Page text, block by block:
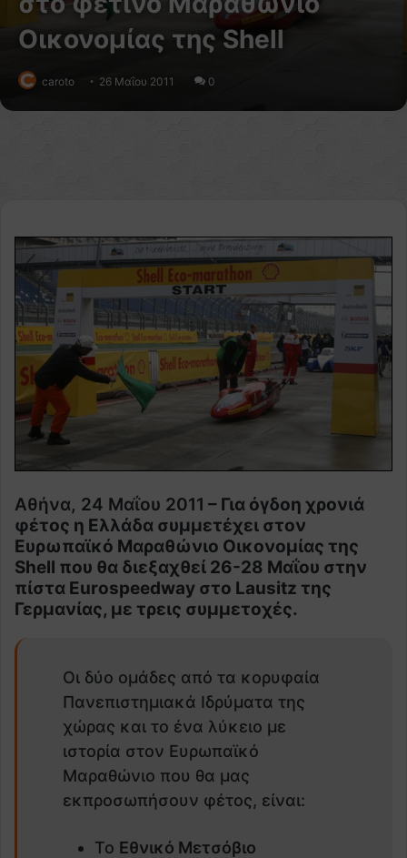
Οικονομίας της Shell
caroto 26 Μαΐου 2011 0
Αθήνα, 24 Μαΐου 2011 – Για όγδοη χρονιά
φέτος η Ελλάδα συμμετέχει στον
Ευρωπαϊκό Μαραθώνιο Οικονομίας της
Shell που θα διεξαχθεί 26-28 Μαΐου στην
πίστα Eurospeedway στο Lausitz της
Γερμανίας, με τρεις συμμετοχές.
Οι δύο ομάδες από τα κορυφαία
Πανεπιστημιακά Ιδρύματα της
χώρας και το ένα λύκειο με
ιστορία στον Ευρωπαϊκό
Μαραθώνιο που θα μας
εκπροσωπήσουν φέτος, είναι:
Το Εθνικό Μετσόβιο